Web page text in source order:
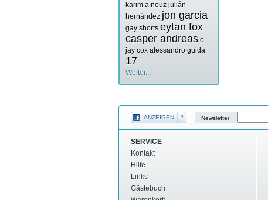
karim aïnouz julián
hernández jon garcia
gay shorts eytan fox
casper andreas c
jay cox alessandro guida
17
Weiter...
ANZEIGEN ? Newsletter
SERVICE
Kontakt
Hilfe
Links
Gästebuch